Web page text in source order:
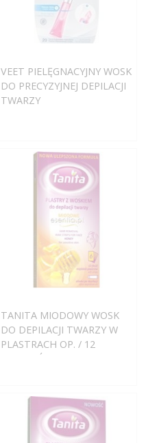
VEET PIELĘGNACYJNY WOSK
DO PRECYZYJNEJ DEPILACJI
TWARZY
TANITA MIODOWY WOSK
DO DEPILACJI TWARZY W
PLASTRACH OP. / 12
PLASTRÓW